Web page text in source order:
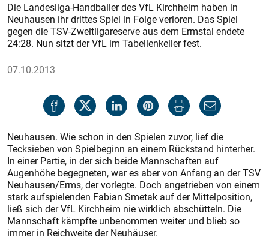
Die Landesliga-Handballer des VfL Kirchheim haben in
Neuhausen ihr drittes Spiel in Folge verloren. Das Spiel
gegen die TSV-Zweitligareserve aus dem Ermstal endete
24:28. Nun sitzt der VfL im Tabellenkeller fest.
07.10.2013
Neuhausen. Wie schon in den Spielen zuvor, lief die
Tecksieben von Spielbeginn an einem Rückstand hinterher.
In einer Partie, in der sich beide Mannschaften auf
Augenhöhe begegneten, war es aber von Anfang an der TSV
Neuhausen/Erms, der vorlegte. Doch angetrieben von einem
stark aufspielenden Fabian Smetak auf der Mittelposition,
ließ sich der VfL Kirchheim nie wirklich abschütteln. Die
Mannschaft kämpfte unbenommen weiter und blieb so
immer in Reichweite der Neuhäuser.